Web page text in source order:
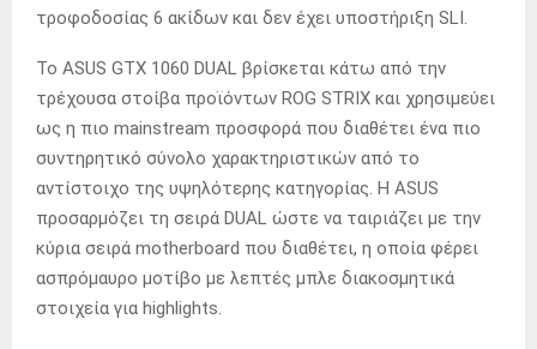
τροφοδοσίας 6 ακίδων και δεν έχει υποστήριξη SLI.
Το ASUS GTX 1060 DUAL βρίσκεται κάτω από την
τρέχουσα στοίβα προϊόντων ROG STRIX και χρησιμεύει
ως η πιο mainstream προσφορά που διαθέτει ένα πιο
συντηρητικό σύνολο χαρακτηριστικών από το
αντίστοιχο της υψηλότερης κατηγορίας. Η ASUS
προσαρμόζει τη σειρά DUAL ώστε να ταιριάζει με την
κύρια σειρά motherboard που διαθέτει, η οποία φέρει
ασπρόμαυρο μοτίβο με λεπτές μπλε διακοσμητικά
στοιχεία για highlights.